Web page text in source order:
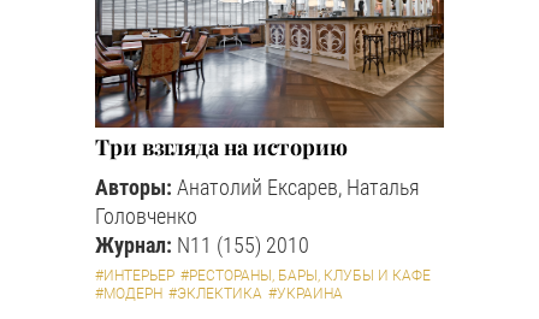
Три взгляда на историю
Авторы: Анатолий Ексарев, Наталья
Головченко
Журнал: N11 (155) 2010
#ИНТЕРЬЕР #РЕСТОРАНЫ, БАРЫ, КЛУБЫ И КАФЕ
#МОДЕРН #ЭКЛЕКТИКА #УКРАИНА